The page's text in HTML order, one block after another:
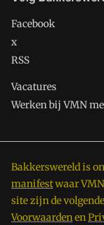
Facebook
x
RSS
Vacatures
Werken bij VMN
Bakkerswereld is
manifestwaar
site zijn de
Voorwaardenen